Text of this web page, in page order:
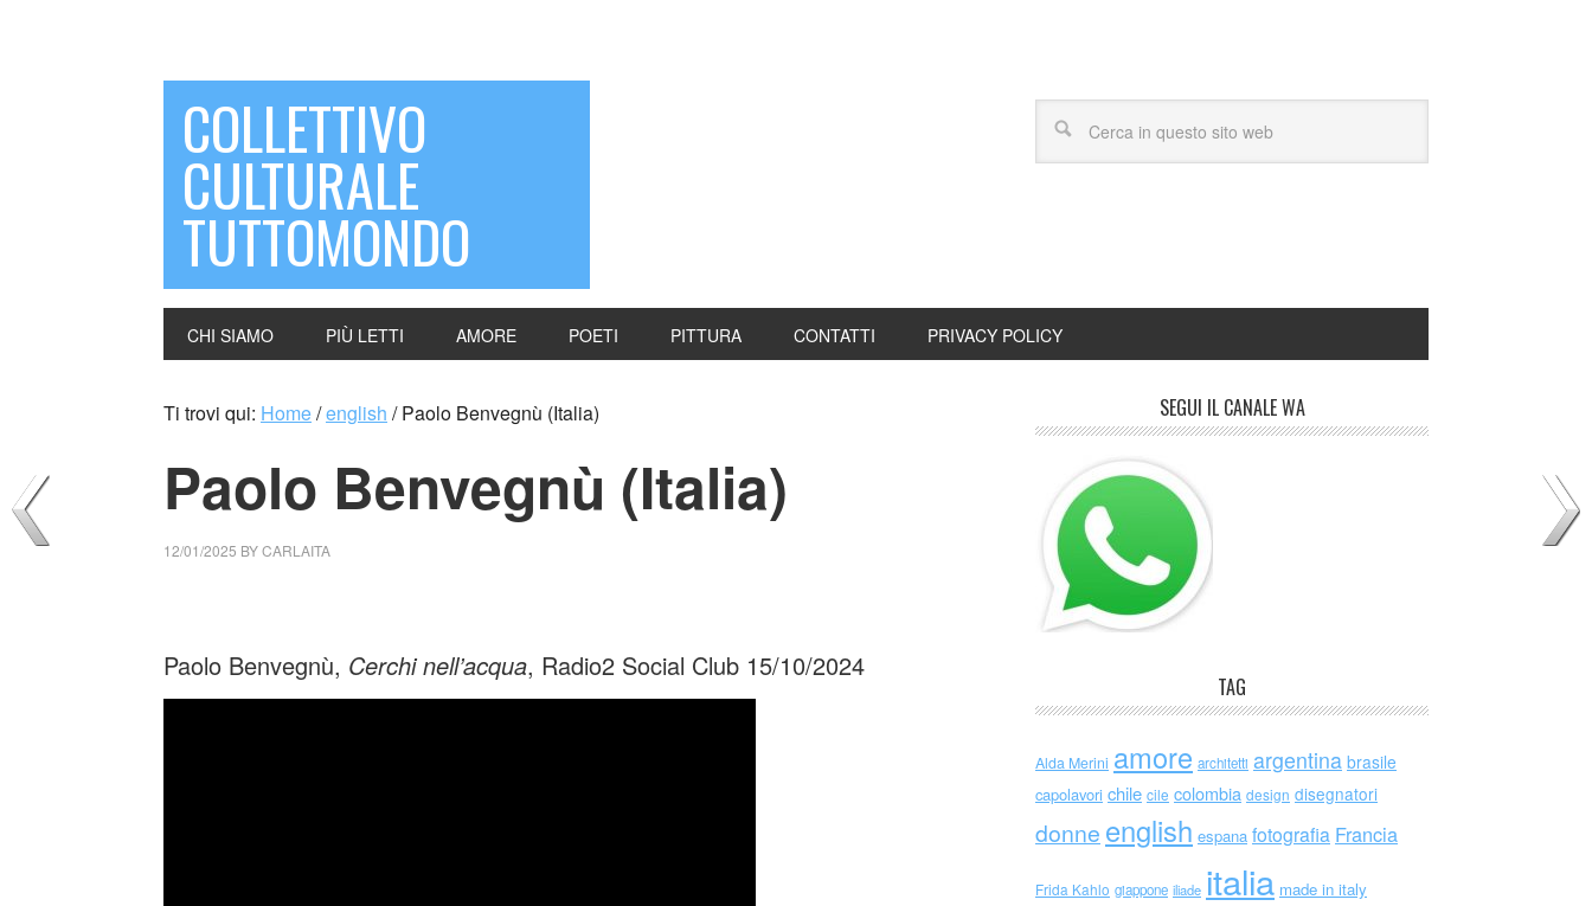
COLLETTIVO
CULTURALE
TUTTOMONDO
CHI SIAMO PIÙ LETTI AMORE POETI PITTURA CONTATTI PRIVACY POLICY
Ti trovi qui: Home/english /Paolo Benvegnù (Italia)
Paolo Benvegnù (Italia)
12/01/2025 BYCARLAITA
Paolo Benvegnù, Cerchi nell’acqua, Radio2 Social Club 15/10/2024
SEGUI IL CANALE WA
TAG
Alda Merini amore architetti argentina brasile
capolavori chile cile colombia design disegnatori
donne english espana fotografia Francia
Frida Kahlo giappone iliade italia made in italy